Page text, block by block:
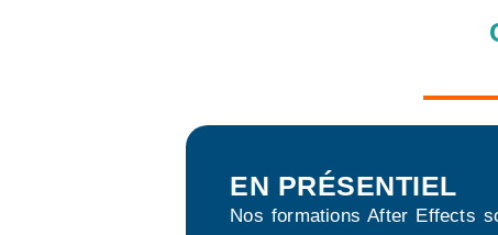
EN PRÉSENTIEL
Nos formations After Effects